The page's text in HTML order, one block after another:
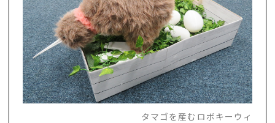
タマゴを産むロボキーウィ